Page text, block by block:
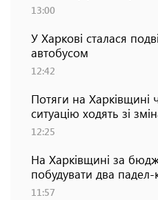
13:00
У Харкові сталася
автобусом
12:42
Потяги на Харківщині
ситуацію ходять зі
12:25
На Харківщині за
побудувати два падел-
11:57